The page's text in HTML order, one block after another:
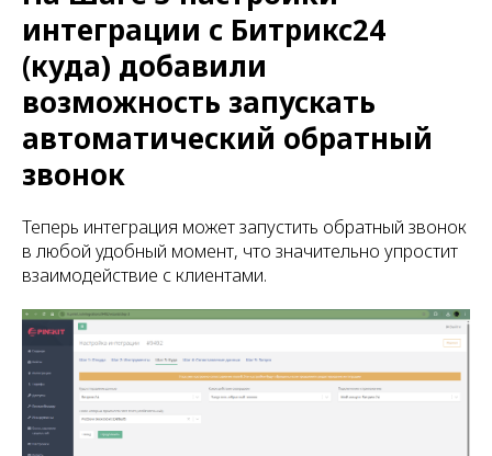
интеграции с Битрикс24
(куда) добавили
возможность запускать
автоматический обратный
звонок
Теперь интеграция может запустить обратный звонок
в любой удобный момент, что значительно упростит
взаимодействие с клиентами.